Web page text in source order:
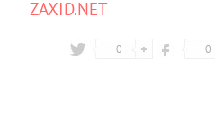
ZAXID.NET
0 0